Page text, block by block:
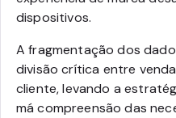
dispositivos.
A fragmentação dos
divisão crítica entre
cliente, levando a
má compreensão das